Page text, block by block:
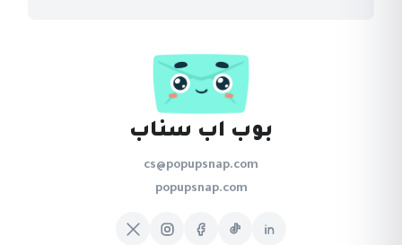
بوب اب سناب
cs@popupsnap.com
popupsnap.com